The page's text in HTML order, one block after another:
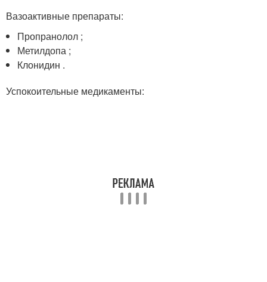
Вазоактивные препараты:
Пропранолол ;
Метилдопа ;
Клонидин .
Успокоительные медикаменты: